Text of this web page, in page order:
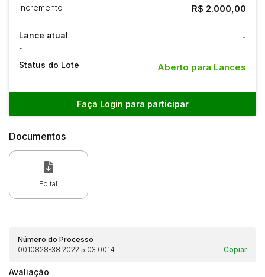
Incremento R$ 2.000,00
Lance atual
-
-
Status do Lote Aberto para Lances
Faça Login para participar
Documentos
Edital
Número do Processo
0010828-38.2022.5.03.0014
Copiar
Avaliação